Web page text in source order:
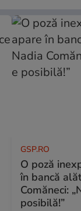
GSP.RO
O poză
în bancă
Comăneci:
posibilă!”